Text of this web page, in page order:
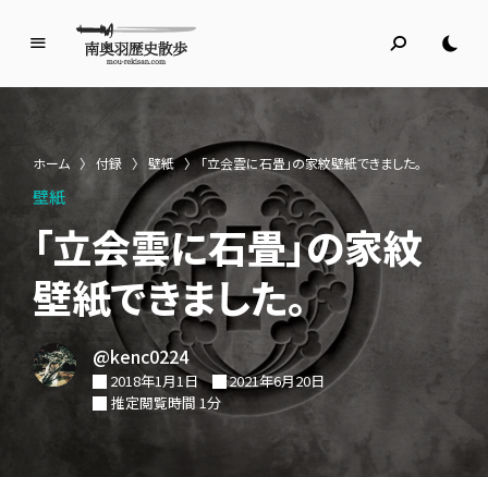
歴
史
散
歩
名所旧跡と館めぐり
ホーム 〉 付録 〉 壁紙 〉 「立会雲に石畳」の家紋壁紙できました。
壁紙
「立会雲に石畳」の家紋
壁紙できました。
@kenc0224
2018年1月1日
2021年6月20日
推定閲覧時間 1分